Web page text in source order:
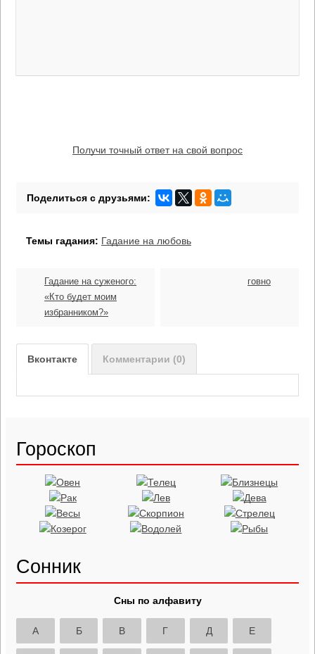
Получи точный ответ на свой вопрос
Темы гадания: Гадание на любовь
Гадание на суженого:
«Кто будет моим
избранником?»
говно
Вконтакте Комментарии (0)
Гороскоп
Сонник
Сны по алфавиту
А Б В Г Д Е